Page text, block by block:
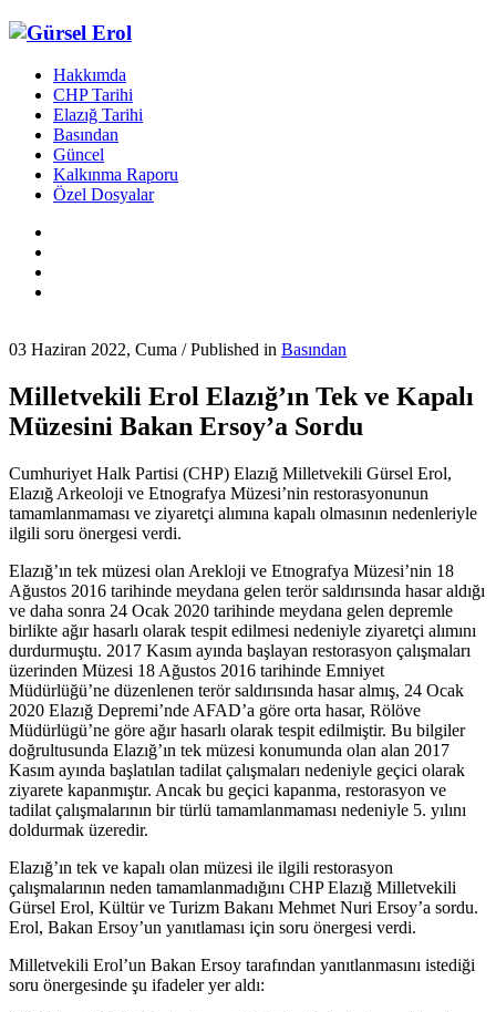
Hakkımda
CHP Tarihi
Elazığ Tarihi
Basından
Güncel
Kalkınma Raporu
Özel Dosyalar
03 Haziran 2022, Cuma /Published in Basından
Milletvekili Erol Elazığ’ın Tek ve Kapalı
Müzesini Bakan Ersoy’a Sordu
Cumhuriyet Halk Partisi (CHP) Elazığ Milletvekili Gürsel Erol,
Elazığ Arkeoloji ve Etnografya Müzesi’nin restorasyonunun
tamamlanmaması ve ziyaretçi alımına kapalı olmasının nedenleriyle
ilgili soru önergesi verdi.
Elazığ’ın tek müzesi olan Arekloji ve Etnografya Müzesi’nin 18
Ağustos 2016 tarihinde meydana gelen terör saldırısında hasar aldığı
ve daha sonra 24 Ocak 2020 tarihinde meydana gelen depremle
birlikte ağır hasarlı olarak tespit edilmesi nedeniyle ziyaretçi alımını
durdurmuştu. 2017 Kasım ayında başlayan restorasyon çalışmaları
üzerinden Müzesi 18 Ağustos 2016 tarihinde Emniyet
Müdürlüğü’ne düzenlenen terör saldırısında hasar almış, 24 Ocak
2020 Elazığ Depremi’nde AFAD’a göre orta hasar, Rölöve
Müdürlügü’ne göre ağır hasarlı olarak tespit edilmiştir. Bu bilgiler
doğrultusunda Elazığ’ın tek müzesi konumunda olan alan 2017
Kasım ayında başlatılan tadilat çalışmaları nedeniyle geçici olarak
ziyarete kapanmıştır. Ancak bu geçici kapanma, restorasyon ve
tadilat çalışmalarının bir türlü tamamlanmaması nedeniyle 5. yılını
doldurmak üzeredir.
Elazığ’ın tek ve kapalı olan müzesi ile ilgili restorasyon
çalışmalarının neden tamamlanmadığını CHP Elazığ Milletvekili
Gürsel Erol, Kültür ve Turizm Bakanı Mehmet Nuri Ersoy’a sordu.
Erol, Bakan Ersoy’un yanıtlaması için soru önergesi verdi.
Milletvekili Erol’un Bakan Ersoy tarafından yanıtlanmasını istediği
soru önergesinde şu ifadeler yer aldı: